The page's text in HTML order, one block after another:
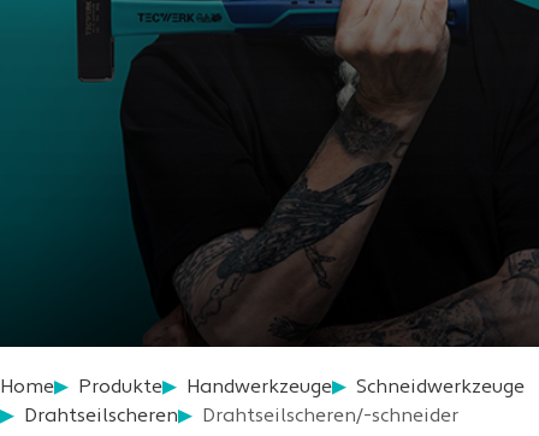
Home Produkte Handwerkzeuge
Schneidwerkzeuge
Drahtseilscheren
Drahtseilscheren/-schneider